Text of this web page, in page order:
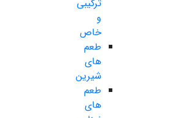
ترکیبی
و
خاص
طعم
های
شیرین
طعم
های